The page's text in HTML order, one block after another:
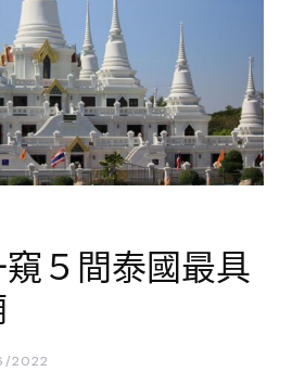
５間泰國最具
2022